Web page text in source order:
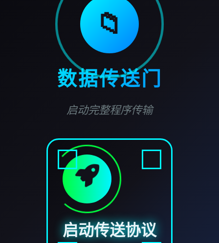
📁
数据传送门
启动完整程序传输
启动传送协议